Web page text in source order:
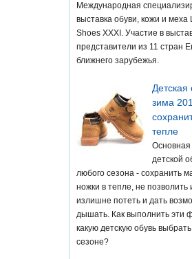
Международная
выставка обуви, кожи и меха
Shoes XXXI. Участие в
представители из 11 стран
ближнего зарубежья.
Детская
зима
тепле
Основная
детской
любого сезона - сохранить
ножки в тепле, не позволить
излишне потеть и дать
дышать. Как выполнить эти
какую детскую обувь
сезоне?